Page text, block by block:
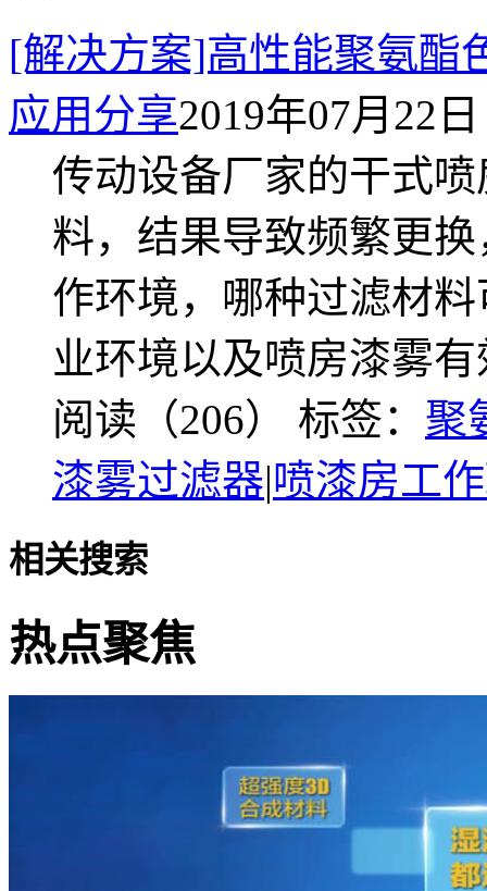
[解决方案]高性能聚氨酯
应用分享2019年07月22
传动设备厂家的干式
料，结果导致频繁更
作环境，哪种过滤材
业环境以及喷房漆雾
阅读（206） 标签： 聚
漆雾过滤器|喷漆房工
相关搜索
热点聚焦